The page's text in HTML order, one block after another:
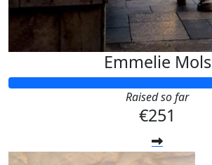
Emmelie Mols
Raised so far
€251